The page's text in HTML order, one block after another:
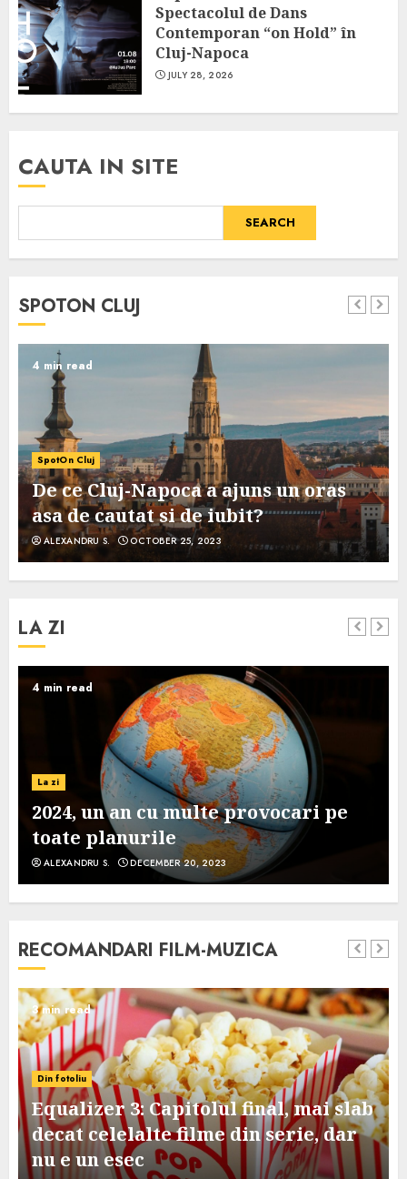
Spectacolul de Dans
Contemporan “on Hold” în
Cluj-Napoca
JULY 28, 2026
CAUTA IN SITE
SEARCH
SPOTON CLUJ
4 min read
SpotOn Cluj
De ce Cluj-Napoca a ajuns un oras
asa de cautat si de iubit?
ALEXANDRU S. OCTOBER 25, 2023
LA ZI
4 min read
La zi
2024, un an cu multe provocari pe
toate planurile
ALEXANDRU S. DECEMBER 20, 2023
RECOMANDARI FILM-MUZICA
3 min read
Din fotoliu
Equalizer 3: Capitolul final, mai slab
decat celelalte filme din serie, dar
nu e un esec